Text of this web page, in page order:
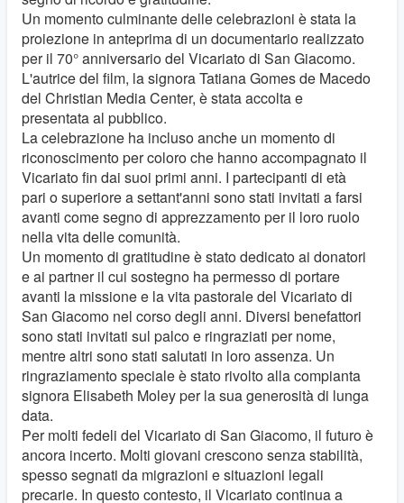
Un momento culminante delle celebrazioni è stata la
proiezione in anteprima di un documentario realizzato
per il 70° anniversario del Vicariato di San Giacomo.
L'autrice del film, la signora Tatiana Gomes de Macedo
del Christian Media Center, è stata accolta e
presentata al pubblico.
La celebrazione ha incluso anche un momento di
riconoscimento per coloro che hanno accompagnato il
Vicariato fin dai suoi primi anni. I partecipanti di età
pari o superiore a settant'anni sono stati invitati a farsi
avanti come segno di apprezzamento per il loro ruolo
nella vita delle comunità.
Un momento di gratitudine è stato dedicato ai donatori
e ai partner il cui sostegno ha permesso di portare
avanti la missione e la vita pastorale del Vicariato di
San Giacomo nel corso degli anni. Diversi benefattori
sono stati invitati sul palco e ringraziati per nome,
mentre altri sono stati salutati in loro assenza. Un
ringraziamento speciale è stato rivolto alla compianta
signora Elisabeth Moley per la sua generosità di lunga
data.
Per molti fedeli del Vicariato di San Giacomo, il futuro è
ancora incerto. Molti giovani crescono senza stabilità,
spesso segnati da migrazioni e situazioni legali
precarie. In questo contesto, il Vicariato continua a